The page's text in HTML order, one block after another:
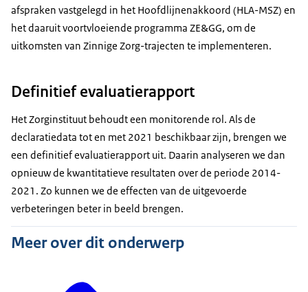
afspraken vastgelegd in het Hoofdlijnenakkoord (HLA-MSZ) en
het daaruit voortvloeiende programma ZE&GG, om de
uitkomsten van Zinnige Zorg-trajecten te implementeren.
Definitief evaluatierapport
Het Zorginstituut behoudt een monitorende rol. Als de
declaratiedata tot en met 2021 beschikbaar zijn, brengen we
een definitief evaluatierapport uit. Daarin analyseren we dan
opnieuw de kwantitatieve resultaten over de periode 2014-
2021. Zo kunnen we de effecten van de uitgevoerde
verbeteringen beter in beeld brengen.
Meer over dit onderwerp